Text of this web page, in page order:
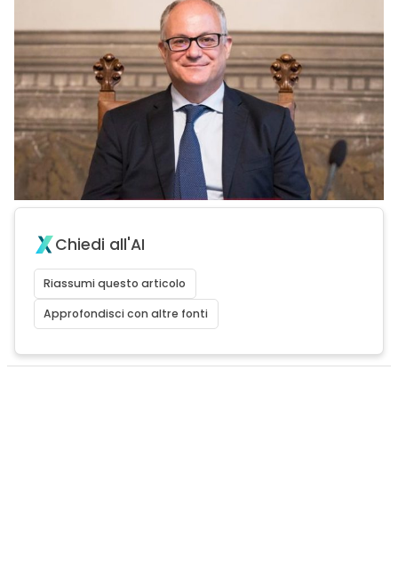
Chiedi all'AI
Riassumi questo articolo
Approfondisci con altre fonti